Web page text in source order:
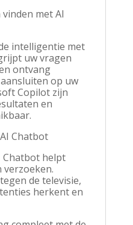
met AI
intelligentie met
uw vragen
ontvang
op uw
Copilot zijn
en
Chatbot
Chatbot helpt
verzoeken.
de televisie,
herkent en